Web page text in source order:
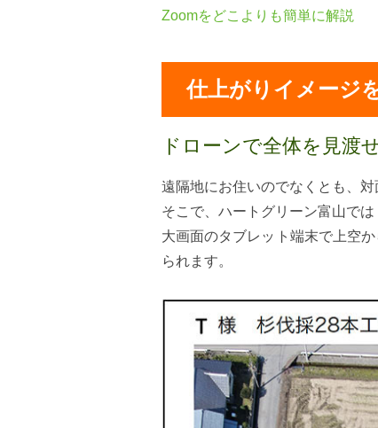
Zoomをどこよりも簡単に解説
仕上がりイメージ
ドローンで全体を見渡
遠隔地にお住いのでなくとも、
そこで、ハートグリーン富山で
大画面のタブレット端末で上空
られます。